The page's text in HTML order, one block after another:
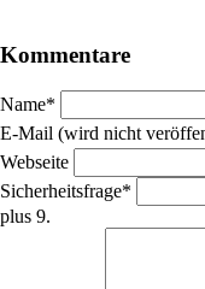
Kommentare
Pflichtfeld
Name*
Pflichtfeld
E-Mail (wird nicht
Webseite
Pflichtfeld
Sicherheitsfrage*
plus 9.